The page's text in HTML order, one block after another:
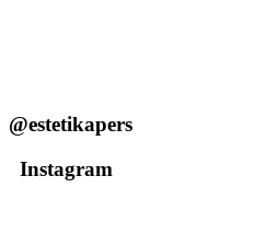
@estetikapers
Instagram